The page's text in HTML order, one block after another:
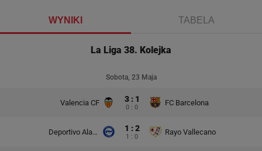
WYNIKI TABELA
La Liga 38. Kolejka
Sobota, 23 Maja
Valencia CF 3 : 1
0 : 0
FC Barcelona
Deportivo Alaves 1 : 2
1 : 0
Rayo Vallecano